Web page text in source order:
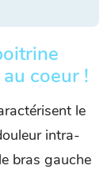
coeur !
le
intra-
bras gauche